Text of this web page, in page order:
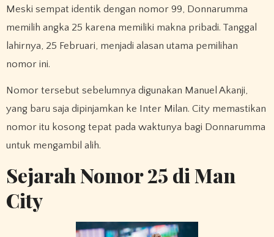
Meski sempat identik dengan nomor 99, Donnarumma
memilih angka 25 karena memiliki makna pribadi. Tanggal
lahirnya, 25 Februari, menjadi alasan utama pemilihan
nomor ini.
Nomor tersebut sebelumnya digunakan Manuel Akanji,
yang baru saja dipinjamkan ke Inter Milan. City memastikan
nomor itu kosong tepat pada waktunya bagi Donnarumma
untuk mengambil alih.
Sejarah Nomor 25 di Man
City